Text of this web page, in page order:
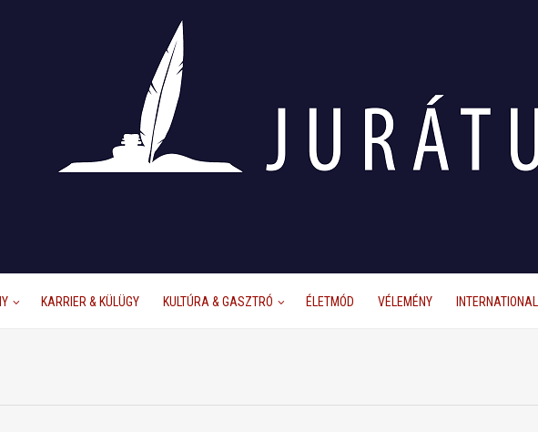
KARRIER & KÜLÜGY KULTÚRA & GASZTRÓ ÉLETMÓD VÉLEMÉNY INTERNATIONAL